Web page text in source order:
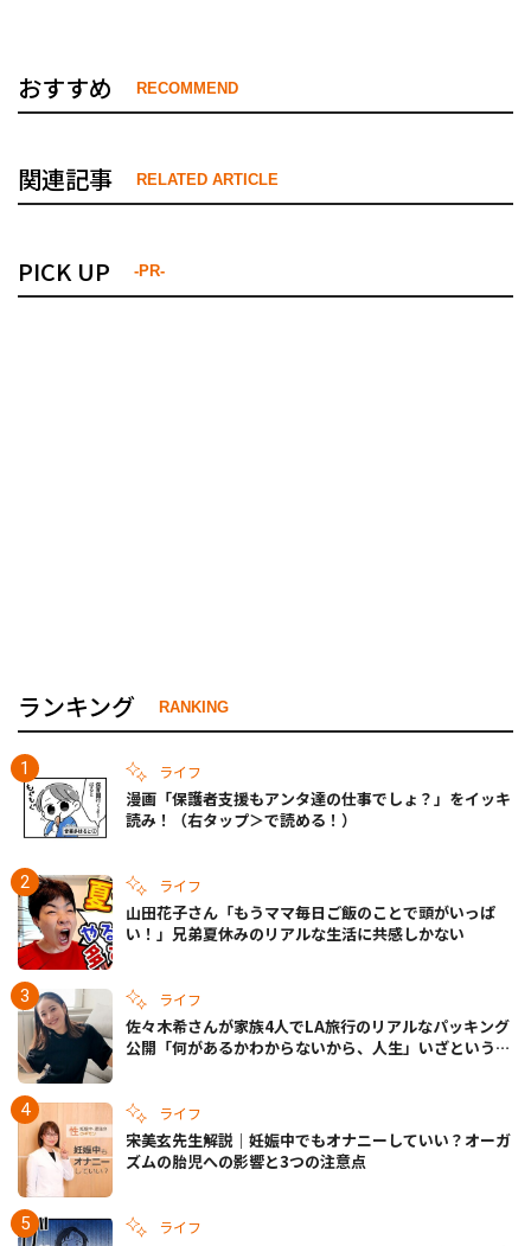
おすすめ RECOMMEND
関連記事 RELATED ARTICLE
PICK UP -PR-
ランキング RANKING
ライフ
漫画「保護者支援もアンタ達の仕事でしょ？」をイッキ
読み！（右タップ＞で読める！）
ライフ
山田花子さん「もうママ毎日ご飯のことで頭がいっぱ
い！」兄弟夏休みのリアルな生活に共感しかない
ライフ
佐々木希さんが家族4人でLA旅行のリアルなパッキング
公開「何があるかわからないから、人生」いざというと
ライフ
宋美玄先生解説｜妊娠中でもオナニーしていい？オーガ
ズムの胎児への影響と3つの注意点
ライフ